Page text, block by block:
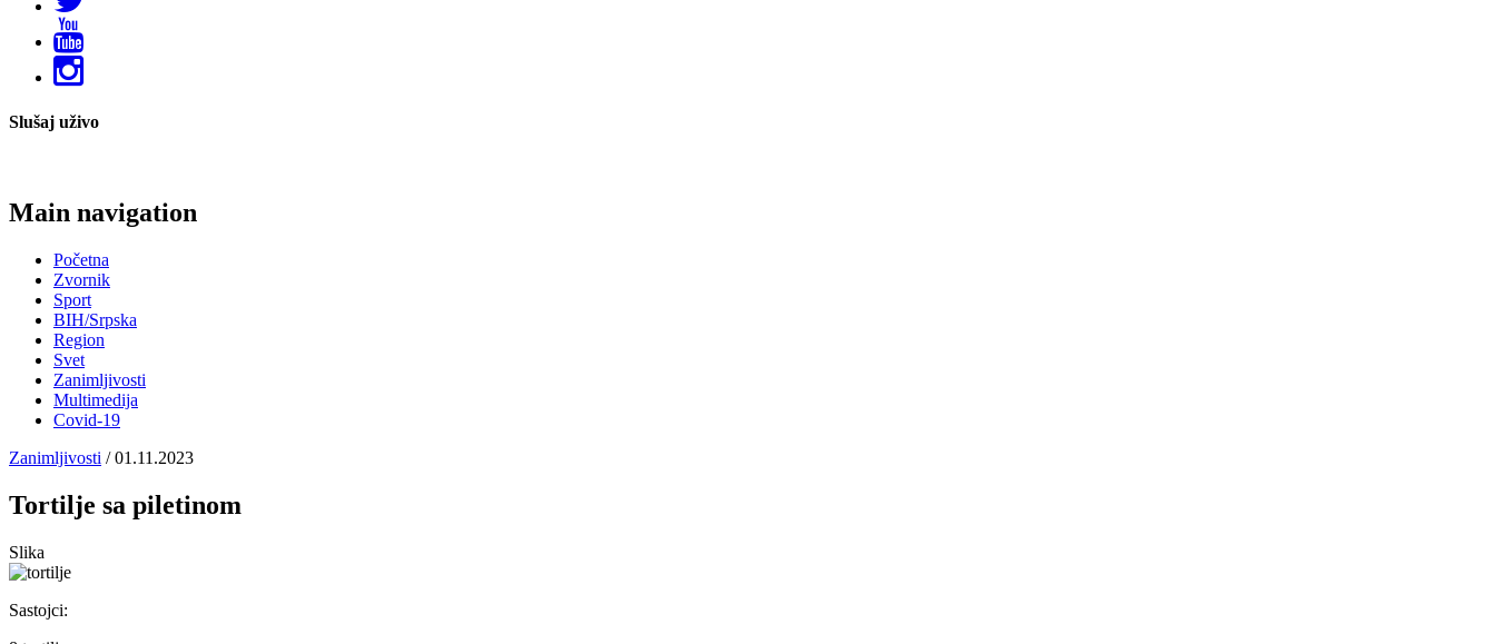
Slušaj uživo
Main navigation
Početna
Zvornik
Sport
BIH/Srpska
Region
Svet
Zanimljivosti
Multimedija
Covid-19
Zanimljivosti / 01.11.2023
Tortilje sa piletinom
Slika
Sastojci: